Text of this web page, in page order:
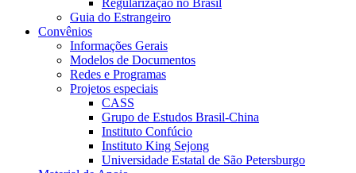
Regularização no Brasil
Guia do Estrangeiro
Convênios
Informações Gerais
Modelos de Documentos
Redes e Programas
Projetos especiais
CASS
Grupo de Estudos Brasil-China
Instituto Confúcio
Instituto King Sejong
Universidade Estatal de São Petersburgo